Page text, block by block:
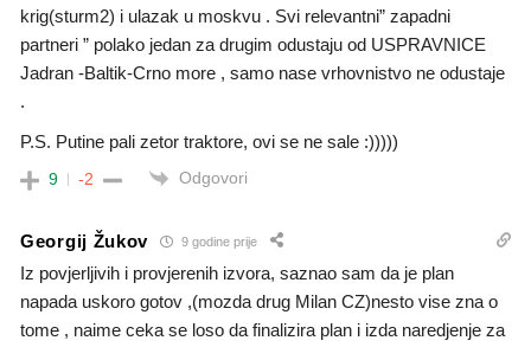
krig(sturm2) i ulazak u moskvu . Svi relevantni” zapadni
partneri ” polako jedan za drugim odustaju od USPRAVNICE
Jadran -Baltik-Crno more , samo nase vrhovnistvo ne odustaje
.
P.S. Putine pali zetor traktore, ovi se ne sale :)))))
9 -2 Odgovori
Georgij Žukov 9 godine prije
Iz povjerljivih i provjerenih izvora, saznao sam da je plan
napada uskoro gotov ,(mozda drug Milan CZ)nesto vise zna o
tome , naime ceka se loso da finalizira plan i izda naredjenje za